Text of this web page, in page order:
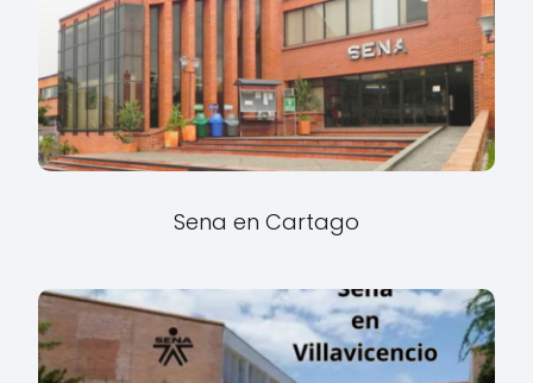
Sena en Cartago